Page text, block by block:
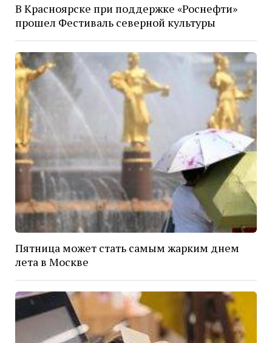
В Красноярске при поддержке «Роснефти»
прошел Фестиваль северной культуры
Пятница может стать самым жарким днем
лета в Москве